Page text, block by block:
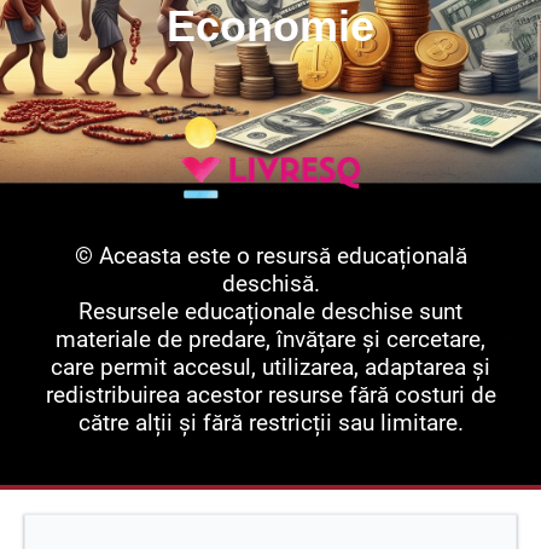
Economie
© Aceasta este o resursă educațională
deschisă.
Resursele educaționale deschise sunt
materiale de predare, învățare și cercetare,
care permit accesul, utilizarea, adaptarea și
redistribuirea acestor resurse fără costuri de
către alții și fără restricții sau limitare.